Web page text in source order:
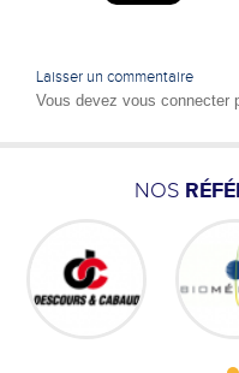
Laisser un commentaire
Vous devez vous connecter
NOS